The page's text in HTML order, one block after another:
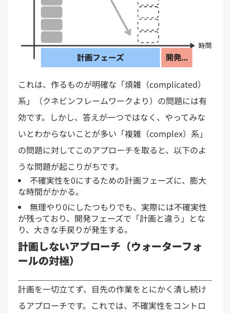
これは、​作る​ものが​明確な​「煩雑​（complicated）​
系」​（クネビンフレームワークより）の​問題には​有
効です。​しかし、​答えが​一つではなく、​やってみな
いと​わからない​ことが​多い​「複雑​（complex）​系」
の​問題に​対して​この​アプローチを​取ると、​以下のよ
うな​問題が​起こりがちです。​
不確実性を0にするための計画フェーズに、膨大
な時間がかかる。
無理やり0にしたつもりでも、実際には不確実性
が残っており、開発フェーズで「計画と違う」とな
り、大きな手戻りが発生する。
計画しないアプローチ（ウォーターフォ
ールの対極）
計画を一切立てず、目先の作業をとにかく潰し続け
るアプローチです。これでは、不確実性をコントロ